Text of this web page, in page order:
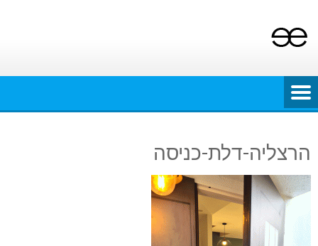
content
הרצליה-דלת-כניסה